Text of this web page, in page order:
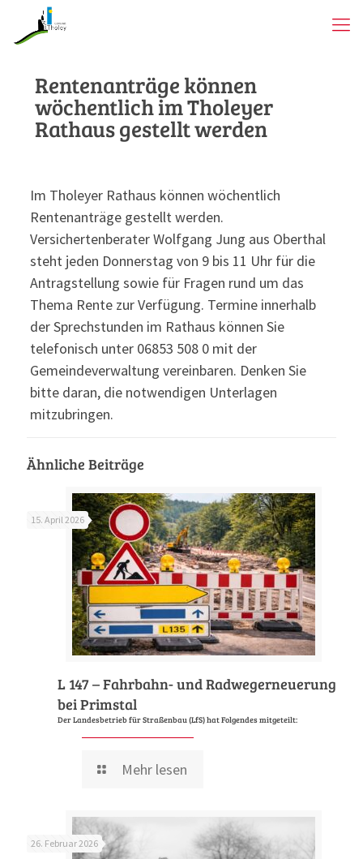
Rentenanträge können
wöchentlich im Tholeyer
Rathaus gestellt werden
Im Tholeyer Rathaus können wöchentlich
Rentenanträge gestellt werden.
Versichertenberater Wolfgang Jung aus Oberthal
steht jeden Donnerstag von 9 bis 11 Uhr für die
Antragstellung sowie für Fragen rund um das
Thema Rente zur Verfügung. Termine innerhalb
der Sprechstunden im Rathaus können Sie
telefonisch unter 06853 508 0 mit der
Gemeindeverwaltung vereinbaren. Denken Sie
bitte daran, die notwendigen Unterlagen
mitzubringen.
Ähnliche Beiträge
15. April 2026
L 147 – Fahrbahn- und Radwegerneuerung
bei Primstal
Der Landesbetrieb für Straßenbau (LfS) hat Folgendes mitgeteilt:
Mehr lesen
26. Februar 2026